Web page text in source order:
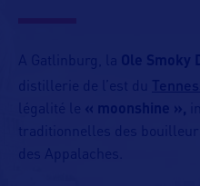
Ole
distillerie de l’est du
légalité le « moonshine »,
traditionnelles des
des Appalaches.